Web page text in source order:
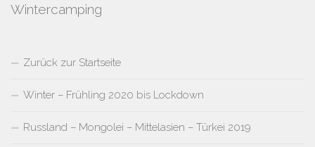
Wintercamping
Zurück zur Startseite
Winter – Frühling 2020 bis Lockdown
Russland – Mongolei – Mittelasien – Türkei 2019